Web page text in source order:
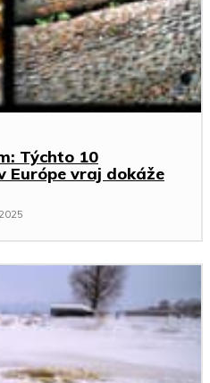
Týchto 10
vraj dokáže